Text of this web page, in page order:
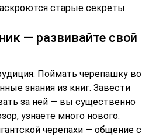
старые секреты.
— развивайте свой
Поймать черепашку во
знания из книг. Завести
за ней — вы существенно
узнаете много нового.
черепахи — общение с